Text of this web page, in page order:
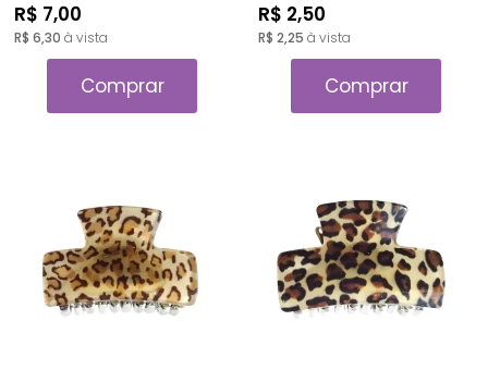
R$ 7,00
R$ 6,30 à vista
Comprar
R$ 2,50
R$ 2,25 à vista
Comprar